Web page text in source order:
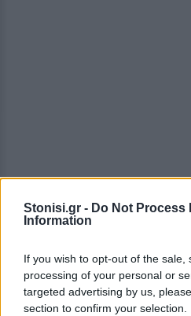
Stonisi.gr - Do Not Process
Information
If you wish to opt-out of the
processing of your personal or
targeted advertising by us,
section to confirm your
δίχως να υπολογίζουν την
αναγκών των κατοίκων, με
δυσκολίες που υπάρχουν,